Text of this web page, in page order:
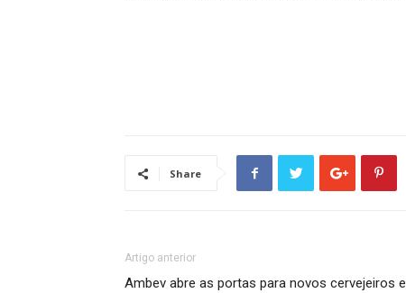
Share
Artigo anterior
Ambev abre as portas para novos cervejeiros e